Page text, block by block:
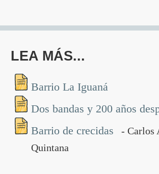
LEA MÁS...
Barrio La Iguaná
Dos bandas y 200 años
Barrio de crecidas
- Carlos
Quintana